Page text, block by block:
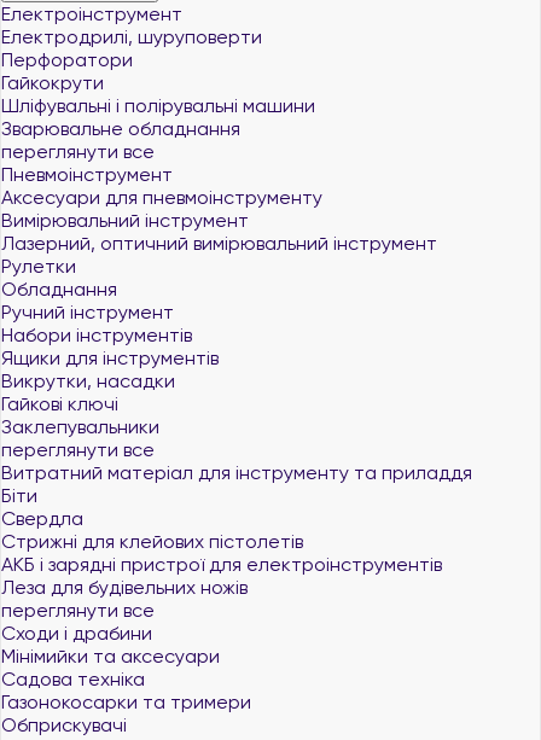
Електроінструмент
Електродрилі, шуруповерти
Перфоратори
Гайкокрути
Шліфувальні і полірувальні машини
Зварювальне обладнання
переглянути все
Пневмоінструмент
Аксесуари для пневмоінструменту
Вимірювальний інструмент
Лазерний, оптичний вимірювальний інструмент
Рулетки
Обладнання
Ручний інструмент
Набори інструментів
Ящики для інструментів
Викрутки, насадки
Гайкові ключі
Заклепувальники
переглянути все
Витратний матеріал для інструменту та приладдя
Біти
Свердла
Стрижні для клейових пістолетів
АКБ і зарядні пристрої для електроінструментів
Леза для будівельних ножів
переглянути все
Сходи і драбини
Мінімийки та аксесуари
Садова техніка
Газонокосарки та тримери
Обприскувачі